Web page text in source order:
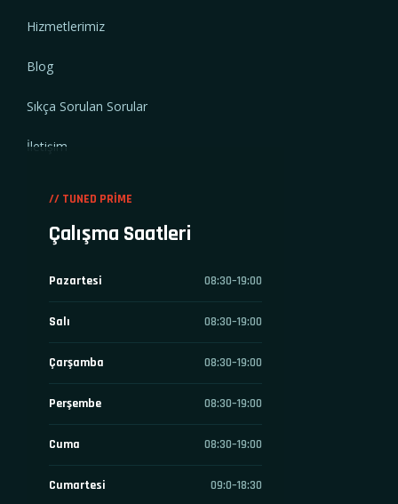
Hizmetlerimiz
Blog
Sıkça Sorulan Sorular
İletişim
// TUNED PRIME
Çalışma Saatleri
Pazartesi 08:30–19:00
Salı 08:30–19:00
Çarşamba 08:30–19:00
Perşembe 08:30–19:00
Cuma 08:30–19:00
Cumartesi 09:0–18:30